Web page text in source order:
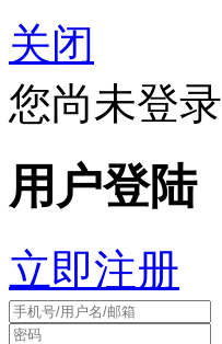
关闭
您尚未登录
用户登陆
立即注册